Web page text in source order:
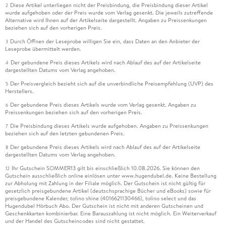
2 Diese Artikel unterliegen nicht der Preisbindung, die Preisbindung dieser Artikel
wurde aufgehoben oder der Preis wurde vom Verlag gesenkt. Die jeweils zutreffende
Alternative wird Ihnen auf der Artikelseite dargestellt. Angaben zu Preissenkungen
beziehen sich auf den vorherigen Preis.
3 Durch Öffnen der Leseprobe willigen Sie ein, dass Daten an den Anbieter der
Leseprobe übermittelt werden.
4 Der gebundene Preis dieses Artikels wird nach Ablauf des auf der Artikelseite
dargestellten Datums vom Verlag angehoben.
5 Der Preisvergleich bezieht sich auf die unverbindliche Preisempfehlung (UVP) des
Herstellers.
6 Der gebundene Preis dieses Artikels wurde vom Verlag gesenkt. Angaben zu
Preissenkungen beziehen sich auf den vorherigen Preis.
7 Die Preisbindung dieses Artikels wurde aufgehoben. Angaben zu Preissenkungen
beziehen sich auf den letzten gebundenen Preis.
8 Der gebundene Preis dieses Artikels wird nach Ablauf des auf der Artikelseite
dargestellten Datums vom Verlag angehoben.
12 Ihr Gutschein SOMMER13 gilt bis einschließlich 10.08.2026. Sie können den
Gutschein ausschließlich online einlösen unter www.hugendubel.de. Keine Bestellung
zur Abholung mit Zahlung in der Filiale möglich. Der Gutschein ist nicht gültig für
gesetzlich preisgebundene Artikel (deutschsprachige Bücher und eBooks) sowie für
preisgebundene Kalender, tolino shine (4016621130466), tolino select und das
Hugendubel Hörbuch Abo. Der Gutschein ist nicht mit anderen Gutscheinen und
Geschenkkarten kombinierbar. Eine Barauszahlung ist nicht möglich. Ein Weiterverkauf
und der Handel des Gutscheincodes sind nicht gestattet.